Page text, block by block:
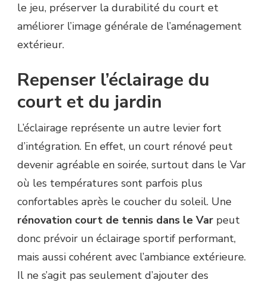
le jeu, préserver la durabilité du court et
améliorer l’image générale de l’aménagement
extérieur.
Repenser l’éclairage du
court et du jardin
L’éclairage représente un autre levier fort
d’intégration. En effet, un court rénové peut
devenir agréable en soirée, surtout dans le Var
où les températures sont parfois plus
confortables après le coucher du soleil. Une
rénovation court de tennis dans le Var peut
donc prévoir un éclairage sportif performant,
mais aussi cohérent avec l’ambiance extérieure.
Il ne s’agit pas seulement d’ajouter des